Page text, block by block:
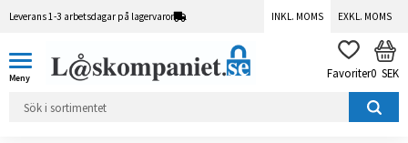
Leverans 1-3 arbetsdagar på lagervaror INKL. MOMS EXKL. MOMS
FAVORITER
0 SEK